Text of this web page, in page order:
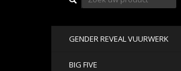
GENDER REVEAL VUURWERK
BIG FIVE